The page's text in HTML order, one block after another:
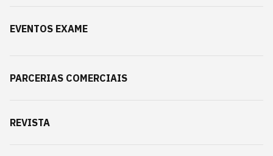
EVENTOS EXAME
PARCERIAS COMERCIAIS
REVISTA